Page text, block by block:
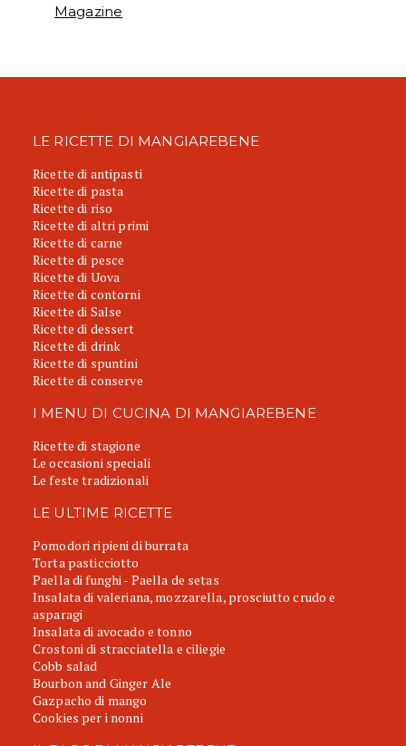
Magazine
LE RICETTE DI MANGIAREBENE
Ricette di antipasti
Ricette di pasta
Ricette di riso
Ricette di altri primi
Ricette di carne
Ricette di pesce
Ricette di Uova
Ricette di contorni
Ricette di Salse
Ricette di dessert
Ricette di drink
Ricette di spuntini
Ricette di conserve
I MENU DI CUCINA DI MANGIAREBENE
Ricette di stagione
Le occasioni speciali
Le feste tradizionali
LE ULTIME RICETTE
Pomodori ripieni di burrata
Torta pasticciotto
Paella di funghi - Paella de setas
Insalata di valeriana, mozzarella, prosciutto crudo e
asparagi
Insalata di avocado e tonno
Crostoni di stracciatella e ciliegie
Cobb salad
Bourbon and Ginger Ale
Gazpacho di mango
Cookies per i nonni